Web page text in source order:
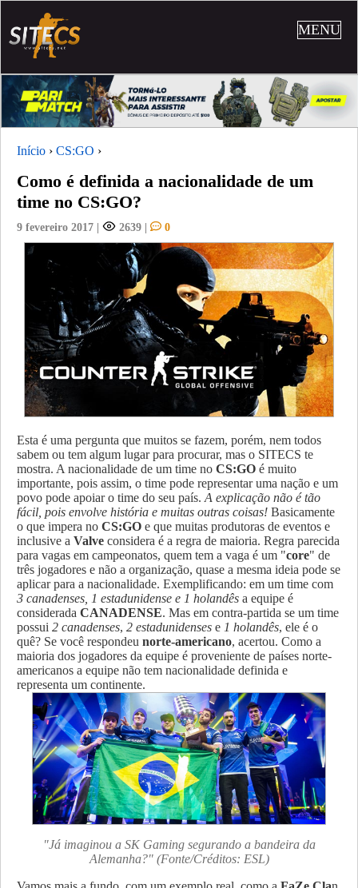
MENU
Início › CS:GO ›
Como é definida a nacionalidade de um
time no CS:GO?
9 fevereiro 2017 | 2639 | 0
Esta é uma pergunta que muitos se fazem, porém, nem todos
sabem ou tem algum lugar para procurar, mas o SITECS te
mostra. A nacionalidade de um time no CS:GO é muito
importante, pois assim, o time pode representar uma nação e um
povo pode apoiar o time do seu país. A explicação não é tão
fácil, pois envolve história e muitas outras coisas! Basicamente
o que impera no CS:GO e que muitas produtoras de eventos e
inclusive a Valve considera é a regra de maioria. Regra parecida
para vagas em campeonatos, quem tem a vaga é um "core" de
três jogadores e não a organização, quase a mesma ideia pode se
aplicar para a nacionalidade. Exemplificando: em um time com
3 canadenses, 1 estadunidense e 1 holandês a equipe é
considerada CANADENSE. Mas em contra-partida se um time
possui 2 canadenses, 2 estadunidenses e 1 holandês, ele é o
quê? Se você respondeu norte-americano, acertou. Como a
maioria dos jogadores da equipe é proveniente de países norte-
americanos a equipe não tem nacionalidade definida e
representa um continente.
"Já imaginou a SK Gaming segurando a bandeira da
Alemanha?" (Fonte/Créditos: ESL)